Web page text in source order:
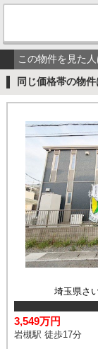
この物件を見た
同じ価格帯の物
埼玉県さ
3,549万円
岩槻駅 徒歩17分